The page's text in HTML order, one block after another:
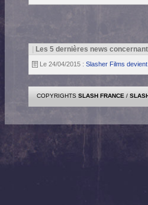
Les 5 dernières news
Le 24/04/2015 : Slasher Films
COPYRIGHTS SLASH FRANCE /